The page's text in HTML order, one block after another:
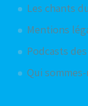
Les chants
Mentions
Podcasts
Qui